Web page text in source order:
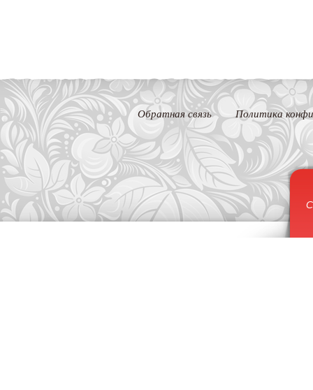
Обратная связь Политика